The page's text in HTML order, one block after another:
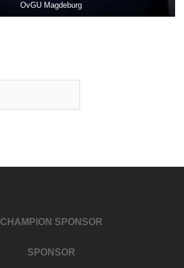
OvGU Magdeburg
CHAMPION SPONSOR
SPONSOR